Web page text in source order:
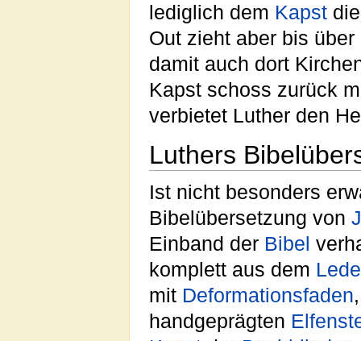
lediglich dem Kapst
Out zieht aber bis
damit auch dort
Kapst schoss zurück
verbietet Luther den
Luthers
Ist nicht besonders
Bibelübersetzung von
Einband der Bibel
komplett aus dem
mit Deformationsfaden
handgeprägten